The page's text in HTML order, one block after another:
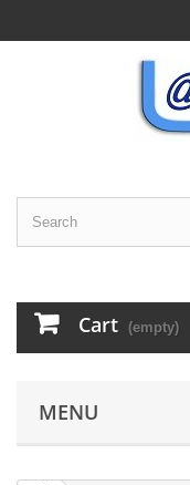
Cart (empty)
MENU